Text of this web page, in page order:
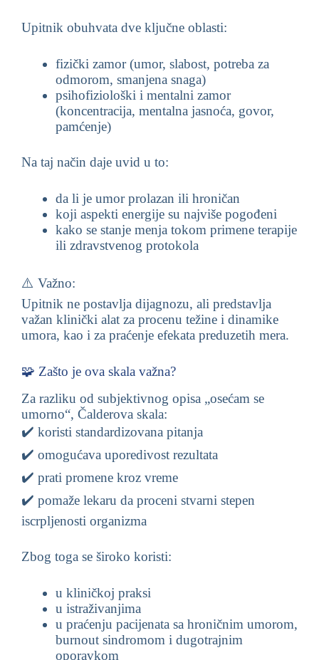
Upitnik obuhvata dve ključne oblasti:
fizički zamor (umor, slabost, potreba za
odmorom, smanjena snaga)
psihofiziološki i mentalni zamor
(koncentracija, mentalna jasnoća, govor,
pamćenje)
Na taj način daje uvid u to:
da li je umor prolazan ili hroničan
koji aspekti energije su najviše pogođeni
kako se stanje menja tokom primene terapije
ili zdravstvenog protokola
⚠️ Važno:
Upitnik ne postavlja dijagnozu, ali predstavlja
važan klinički alat za procenu težine i dinamike
umora, kao i za praćenje efekata preduzetih mera.
🧩 Zašto je ova skala važna?
Za razliku od subjektivnog opisa „osećam se
umorno“, Čalderova skala:
✔️ koristi standardizovana pitanja
✔️ omogućava uporedivost rezultata
✔️ prati promene kroz vreme
✔️ pomaže lekaru da proceni stvarni stepen
iscrpljenosti organizma
Zbog toga se široko koristi:
u kliničkoj praksi
u istraživanjima
u praćenju pacijenata sa hroničnim umorom,
burnout sindromom i dugotrajnim
oporavkom